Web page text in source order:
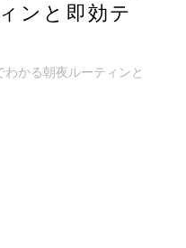
ンと即効テ
かる朝夜ルーティンと